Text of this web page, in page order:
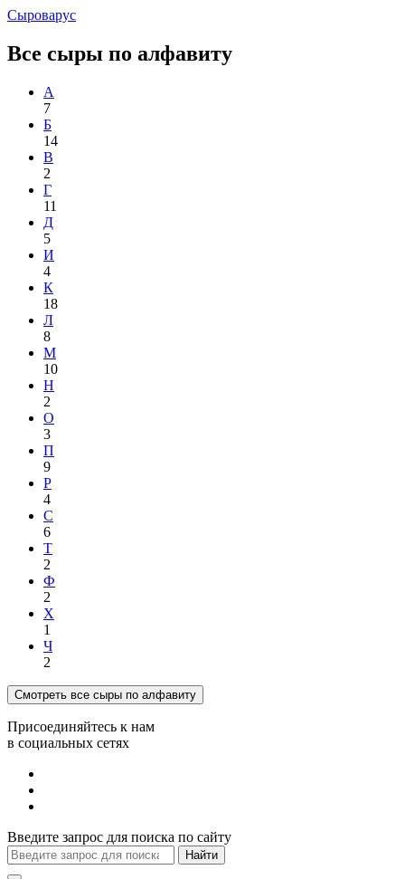
Сыроварус
Все сыры по алфавиту
А
7
Б
14
В
2
Г
11
Д
5
И
4
К
18
Л
8
М
10
Н
2
О
3
П
9
Р
4
С
6
Т
2
Ф
2
Х
1
Ч
2
Смотреть все сыры по алфавиту
Присоединяйтесь к нам
в социальных сетях
Введите запрос для поиска по сайту
Найти